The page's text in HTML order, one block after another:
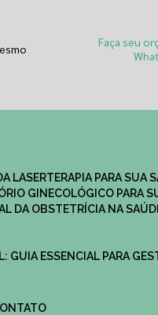
Faça seu
LASERTERAPIA PARA SUA
GINECOLÓGICO PARA
DA OBSTETRÍCIA NA
GUIA ESSENCIAL PARA
CONTATO